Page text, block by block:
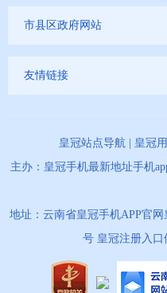
市县区政府网站
友情链接
皇冠站点导航 皇冠
主办：皇冠手机最新地址手机
地址：云南省皇冠手机APP官
号 皇冠注册入口